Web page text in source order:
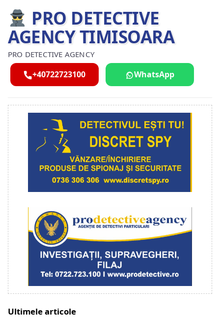
PRO DETECTIVE
AGENCY TIMISOARA
PRO DETECTIVE AGENCY
+40722723100 WhatsApp
Ultimele articole